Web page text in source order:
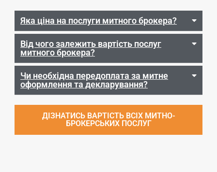
Яка ціна на послуги митного брокера?
Від чого залежить вартість послуг
митного брокера?
Чи необхідна передоплата за митне
оформлення та декларування?
ДІЗНАТИСЬ ВАРТІСТЬ ВСІХ МИТНО-
БРОКЕРСЬКИХ ПОСЛУГ